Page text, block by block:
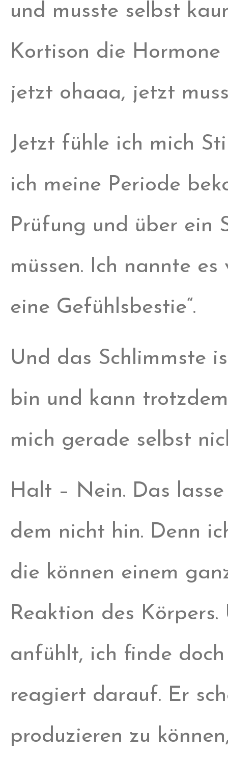
und musste selbst
Kortison die
jetzt ohaaa, jetzt
Jetzt fühle ich mich
ich meine Periode
Prüfung und über ein
müssen. Ich nannte
eine Gefühlsbestie“.
Und das Schlimmste
bin und kann
mich gerade selbst
Halt – Nein. Das
dem nicht hin. Denn
die können einem
Reaktion des
anfühlt, ich finde
reagiert darauf. Er
produzieren zu